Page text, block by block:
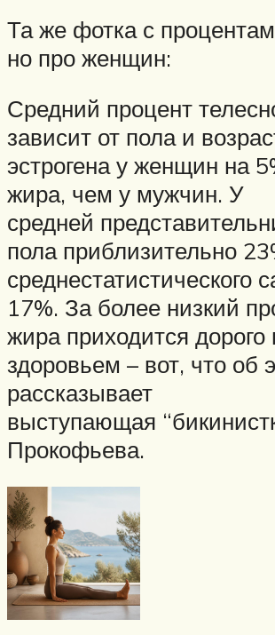
Та же фотка с
но про женщин:
Средний процент
зависит от пола и
эстрогена у женщин на
жира, чем у мужчин. У
средней
пола приблизительно
среднестатистического
17%. За более низкий
жира приходится дорого
здоровьем – вот, что об
рассказывает
выступающая
Прокофьева.